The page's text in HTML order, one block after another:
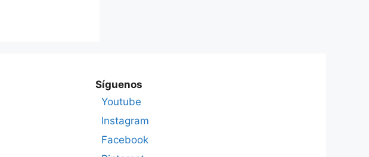
Síguenos
Youtube
Instagram
Facebook